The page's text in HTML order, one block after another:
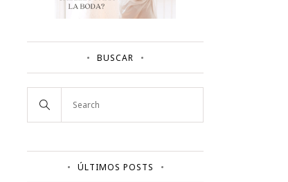
BUSCAR
ÚLTIMOS POSTS